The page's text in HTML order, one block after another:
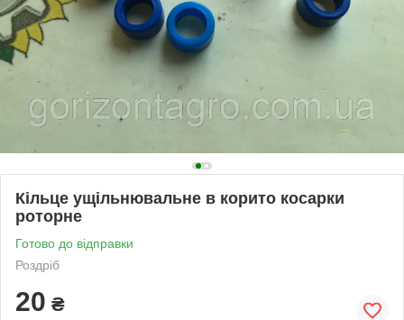
Кільце ущільнювальне в корито косарки
роторне
Готово до відправки
Роздріб
20 ₴